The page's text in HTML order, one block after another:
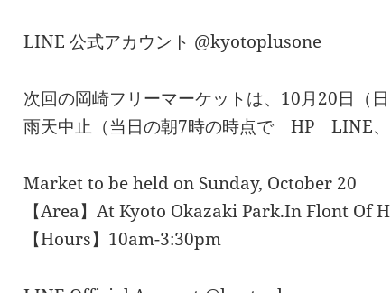
LINE 公式アカウント @kyotoplusone
次回の岡崎フリーマーケットは、10月20日（日
雨天中止（当日の朝7時の時点で HP LINE、
Market to be held on Sunday, October 20
【Area】At Kyoto Okazaki Park.In Flont Of
【Hours】10am-3:30pm